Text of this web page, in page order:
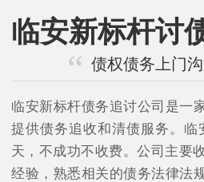
临安新标杆讨
债权债务上门
临安新标杆债务追讨公司是一
提供债务追收和清债服务。临
天，不成功不收费。公司主要
经验，熟悉相关的债务法律法